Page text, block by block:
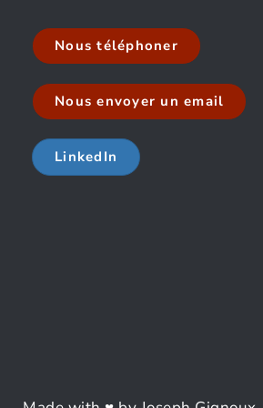
Nous téléphoner
Nous envoyer un email
LinkedIn